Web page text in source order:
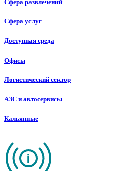
Сфера развлечений
Сфера услуг
Доступная среда
Офисы
Логистический сектор
АЗС и автосервисы
Кальянные